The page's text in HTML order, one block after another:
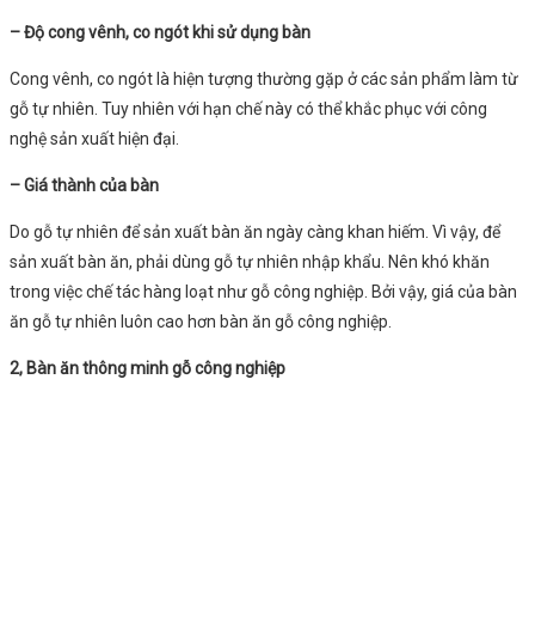
– Độ cong vênh, co ngót khi sử dụng bàn
Cong vênh, co ngót là hiện tượng thường gặp ở các sản phẩm làm từ
gỗ tự nhiên. Tuy nhiên với hạn chế này có thể khắc phục với công
nghệ sản xuất hiện đại.
– Giá thành của bàn
Do gỗ tự nhiên để sản xuất bàn ăn ngày càng khan hiếm. Vì vậy, để
sản xuất bàn ăn, phải dùng gỗ tự nhiên nhập khẩu. Nên khó khăn
trong việc chế tác hàng loạt như gỗ công nghiệp. Bởi vậy, giá của bàn
ăn gỗ tự nhiên luôn cao hơn bàn ăn gỗ công nghiệp.
2, Bàn ăn thông minh gỗ công nghiệp